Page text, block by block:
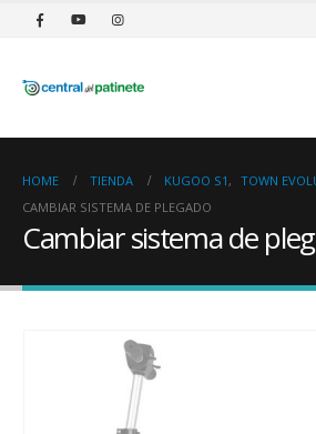
HOME TIENDA KUGOO S1 , TOWN
CAMBIAR SISTEMA DE PLEGADO
Cambiar sistema de